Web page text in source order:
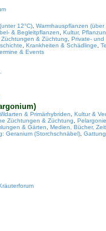
12°C) Warmhauspflanzen (über
& Begleitpflanzen
Kultur,
& Züchtung
Private- und
Krankheiten & Schädlinge
& Events
& Primärhybriden
Kultur &
Züchtungen & Züchtung
& Gärten
Medien, Bücher,
Geranium (Storchschnäbel)